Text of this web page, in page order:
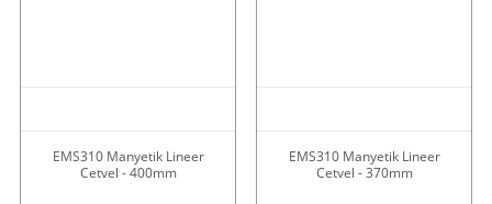
EMS310 Manyetik Lineer
Cetvel - 400mm
EMS310 Manyetik Lineer
Cetvel - 370mm